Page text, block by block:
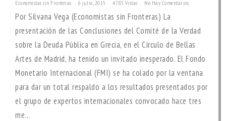
Economistas sin Fronteras 6 julio, 2015 4785 Vistas No Hay Comentarios
Por Silvana Vega (Economistas sin Fronteras) La
presentación de las Conclusiones del Comité de la Verdad
sobre la Deuda Pública en Grecia, en el Círculo de Bellas
Artes de Madrid, ha tenido un invitado inesperado. El Fondo
Monetario Internacional (FMI) se ha colado por la ventana
para dar un total respaldo a los resultados presentados por
el grupo de expertos internacionales convocado hace tres
me...